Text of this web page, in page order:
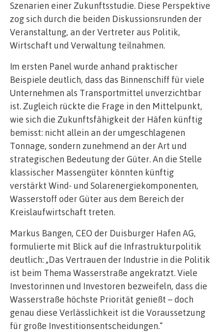
Szenarien einer Zukunftsstudie. Diese Perspektive
zog sich durch die beiden Diskussionsrunden der
Veranstaltung, an der Vertreter aus Politik,
Wirtschaft und Verwaltung teilnahmen.
Im ersten Panel wurde anhand praktischer
Beispiele deutlich, dass das Binnenschiff für viele
Unternehmen als Transportmittel unverzichtbar
ist. Zugleich rückte die Frage in den Mittelpunkt,
wie sich die Zukunftsfähigkeit der Häfen künftig
bemisst: nicht allein an der umgeschlagenen
Tonnage, sondern zunehmend an der Art und
strategischen Bedeutung der Güter. An die Stelle
klassischer Massengüter könnten künftig
verstärkt Wind- und Solarenergiekomponenten,
Wasserstoff oder Güter aus dem Bereich der
Kreislaufwirtschaft treten.
Markus Bangen, CEO der Duisburger Hafen AG,
formulierte mit Blick auf die Infrastrukturpolitik
deutlich: „Das Vertrauen der Industrie in die Politik
ist beim Thema Wasserstraße angekratzt. Viele
Investorinnen und Investoren bezweifeln, dass die
Wasserstraße höchste Priorität genießt – doch
genau diese Verlässlichkeit ist die Voraussetzung
für große Investitionsentscheidungen.“